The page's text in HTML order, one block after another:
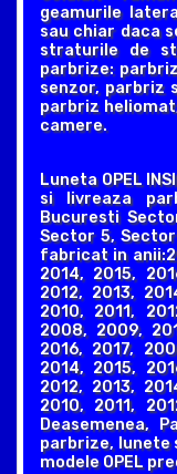
geamurile
sau chiar daca
straturile de
parbrize:
senzor, parbriz
parbriz
camere.
Luneta OPEL
si livreaza
Bucuresti
Sector 5, Sector
fabricat in
2014, 2015,
2012, 2013,
2010, 2011,
2008, 2009,
2016, 2017,
2014, 2015,
2012, 2013,
2010, 2011,
Deasemenea,
parbrize, lunete
modele OPEL